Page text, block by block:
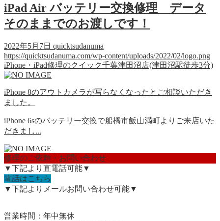
iPad Air バッテリー交換修理 データ
そのままでのお渡しです！
2022年5月7日 quicktsudanuma
https://quicktsudanuma.com/wp-content/uploads/2022/02/logo.png
iPhone・iPad修理のクイック千葉津田沼店(津田沼駅徒歩3分)
iPhone 8のアウトカメラが写らなくなったとご相談いただき
ました。
iPhone 6sのバッテリー交換で船橋市飯山満町よりご来店いた
だきまし...
修理のご依頼・お問い合わせ
▼下記より直電話可能▼
電話はこちら
▼下記よりメールお問い合わせ可能▼
営業時間：年中無休